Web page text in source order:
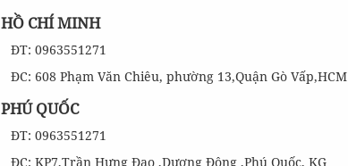
HỒ CHÍ MINH
ĐT: 0963551271
ĐC: 608 Phạm Văn Chiêu, phường 13,Quận Gò Vấp,HCM
PHÚ QUỐC
ĐT: 0963551271
ĐC: KP7,Trần Hưng Đạo ,Dương Đông ,Phú Quốc, KG